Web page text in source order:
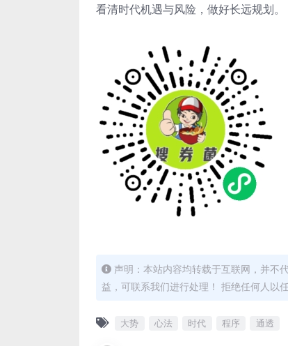
看清时代机遇与风险，做好长远规划。
声明：本站内容均转载于互联网，并不
益，可联系我们进行处理！ 拒绝任何人以
大势 心法 时代 程序 通透